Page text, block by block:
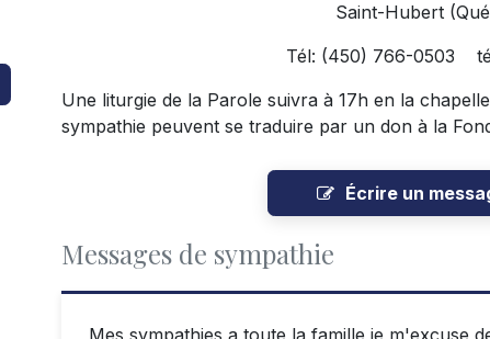
Saint-Hubert
Tél: (450) 766-0503
Une liturgie de la Parole suivra à 17h en la
sympathie peuvent se traduire par un don à la
Écrire un
Messages de sympathie
Mes sympathies a toute la famille,je m'excuse